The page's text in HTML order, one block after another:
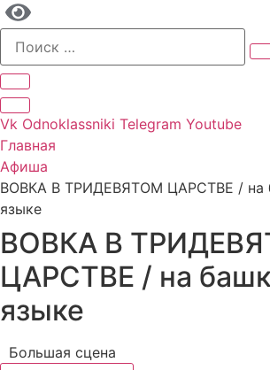
Vk Odnoklassniki Telegram Youtube
Главная
Афиша
ВОВКА В ТРИДЕВЯТОМ ЦАРСТВЕ / на
языке
ВОВКА В
ЦАРСТВЕ / на
языке
Большая сцена